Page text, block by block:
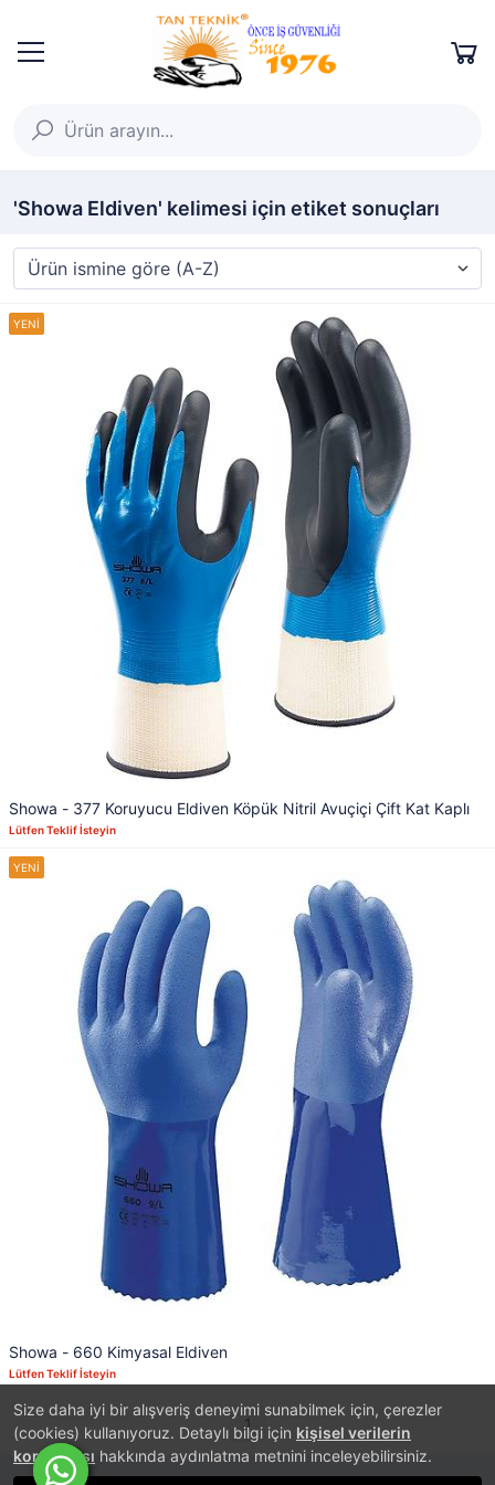
Size daha iyi bir alışveriş deneyimi sunabilmek için, çerezler
(cookies) kullanıyoruz. Detaylı bilgi için kişisel verilerin
korunması hakkında aydınlatma metnini inceleyebilirsiniz.
'Showa Eldiven' kelimesi için etiket sonuçları
Showa - 377 Koruyucu Eldiven Köpük Nitril Avuçiçi Çift Kat Kaplı
Lütfen Teklif İsteyin
Showa - 660 Kimyasal Eldiven
Lütfen Teklif İsteyin
1